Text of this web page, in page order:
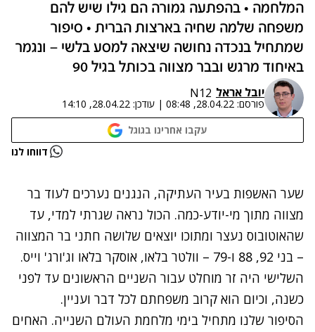
המלחמה • בהפתעה גמורה הם גילו שיש להם
משפחה שלמה שחיה בארצות הברית • סיפור
שמתחיל בנכדה נחושה שיצאה למסע בלשי – ונגמר
באיחוד מרגש ובבר מצווה בכותל בגיל 90
יובל אראל N12
פורסם: 28.04.22, 08:48
| עודכן: 28.04.22, 14:10
עקבו אחרינו בגוגל
דווחו לנו
שער האשפות בעיר העתיקה, הנגנים נערכים לעוד בר
מצווה מתוך מי-יודע-כמה. הכול נראה שגרתי למדי, עד
שהאוטובוס נעצר ומתוכו יוצאים שלושה חתני בר המצווה
– בני 92, 88 ו-79 – וולטר בלאו, אוסקר בלאו וג'ורג' וייס.
השלישי היה זר מוחלט עבור השניים הראשונים עד לפני
כשנה, וכיום הוא קרוב משפחתם לכל דבר ועניין.
הסיפור שלנו מתחיל בימי מלחמת העולם השנייה. האחים